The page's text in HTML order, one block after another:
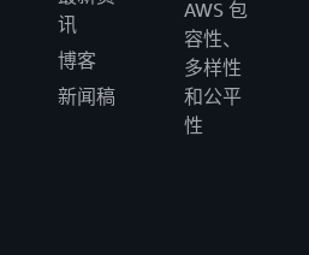
讯
博客
新闻稿
AWS 包
容性、
多样性
和公平
性